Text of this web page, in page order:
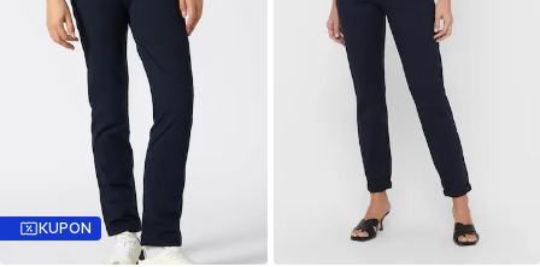
KUPON